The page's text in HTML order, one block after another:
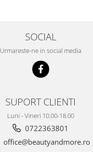
SOCIAL
Urmareste-ne in social media
SUPORT CLIENTI
Luni - Vineri 10.00-18.00
0722363801
office@beautyandmore.ro